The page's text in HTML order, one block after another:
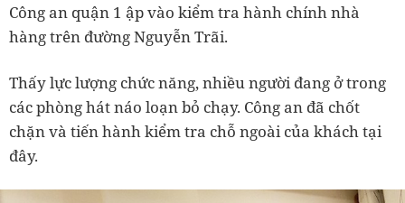
Công an quận 1 ập vào kiểm tra hành chính nhà
hàng trên đường Nguyễn Trãi.
Thấy lực lượng chức năng, nhiều người đang ở trong
các phòng hát náo loạn bỏ chạy. Công an đã chốt
chặn và tiến hành kiểm tra chỗ ngoài của khách tại
đây.